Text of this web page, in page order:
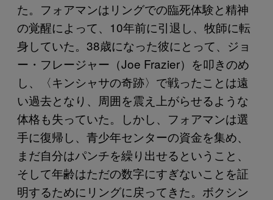
た。フォアマンはリングでの臨死体験と精神
の覚醒によって、10年前に引退し、牧師に転
身していた。38歳になった彼にとって、ジョ
ー・フレージャー（Joe Frazier）を叩きのめ
し、〈キンシャサの奇跡〉で戦ったことは遠
い過去となり、周囲を震え上がらせるような
体格も失っていた。しかし、フォアマンは選
手に復帰し、青少年センターの資金を集め、
まだ自分はパンチを繰り出せるということ、
そして年齢はただの数字にすぎないことを証
明するためにリングに戻ってきた。ボクシン